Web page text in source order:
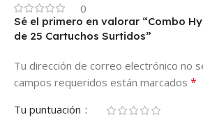
0
Sé el primero en valorar “Combo
de 25 Cartuchos Surtidos”
Tu dirección de correo electrónico no
campos requeridos están marcados *
Tu puntuación